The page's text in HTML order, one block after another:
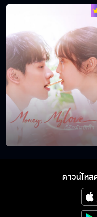
ไ
พอ
ทุก
ม
รอ
ถ้า
ดาวน์โหล